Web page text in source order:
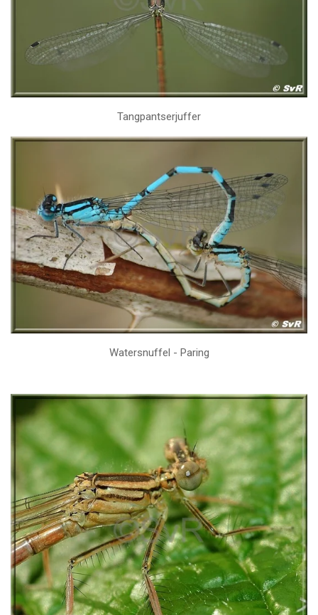
Tangpantserjuffer
Watersnuffel - Paring